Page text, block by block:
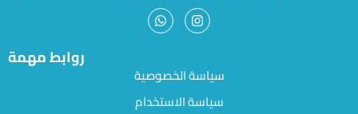
روابط مهمة
سياسة الخصوصية
سياسة الاستخدام